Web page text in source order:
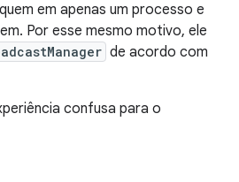
em apenas um processo e
Por esse mesmo motivo, ele
de acordo com
confusa para o